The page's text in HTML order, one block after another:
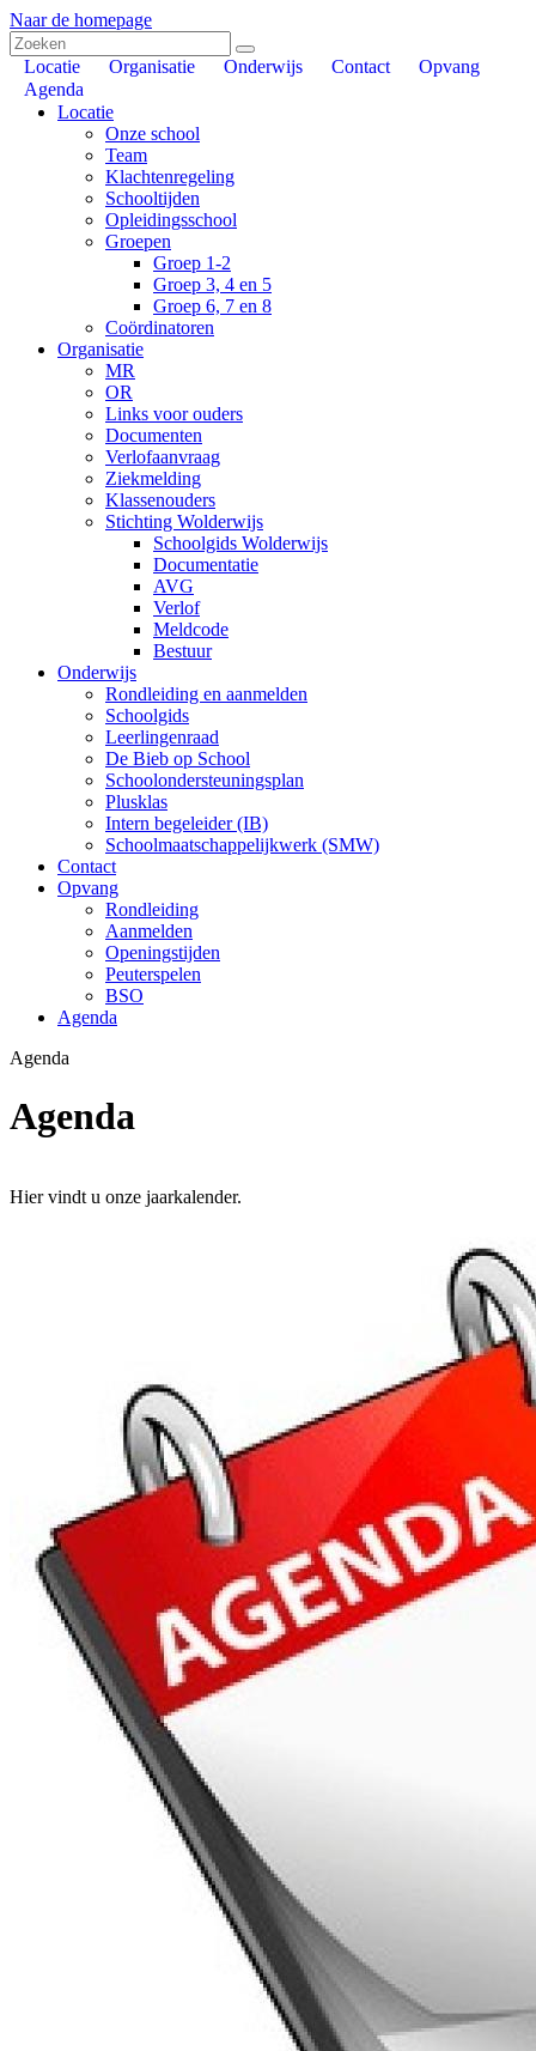
Naar de homepage
Locatie Organisatie Onderwijs Contact
Opvang
Agenda
Locatie
Onze school
Team
Klachtenregeling
Schooltijden
Opleidingsschool
Groepen
Groep 1-2
Groep 3, 4 en 5
Groep 6, 7 en 8
Coördinatoren
Organisatie
MR
OR
Links voor ouders
Documenten
Verlofaanvraag
Ziekmelding
Klassenouders
Stichting Wolderwijs
Schoolgids Wolderwijs
Documentatie
AVG
Verlof
Meldcode
Bestuur
Onderwijs
Rondleiding en aanmelden
Schoolgids
Leerlingenraad
De Bieb op School
Schoolondersteuningsplan
Plusklas
Intern begeleider (IB)
Schoolmaatschappelijkwerk (SMW)
Contact
Opvang
Rondleiding
Aanmelden
Openingstijden
Peuterspelen
BSO
Agenda
Agenda
Agenda
Hier vindt u onze jaarkalender.